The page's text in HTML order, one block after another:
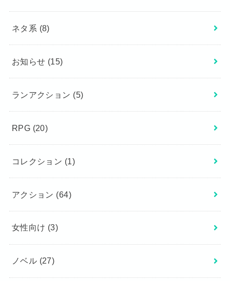
ネタ系 (8)
お知らせ (15)
ランアクション (5)
RPG (20)
コレクション (1)
アクション (64)
女性向け (3)
ノベル (27)